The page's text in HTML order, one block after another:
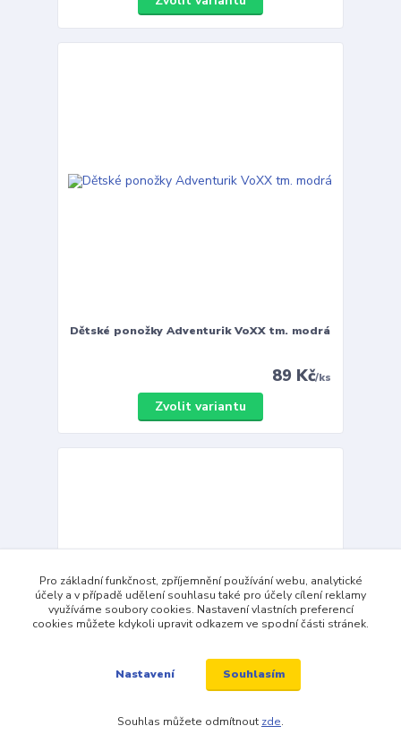
Dětské ponožky Adventurik VoXX tm. modrá
89 Kč/ks
Zvolit variantu
Pro základní funkčnost, zpříjemnění používání webu, analytické
účely a v případě udělení souhlasu také pro účely cílení reklamy
využíváme soubory cookies. Nastavení vlastních preferencí
cookies můžete kdykoli upravit odkazem ve spodní části stránek.
Nastavení Souhlasím
Souhlas můžete odmítnout zde.